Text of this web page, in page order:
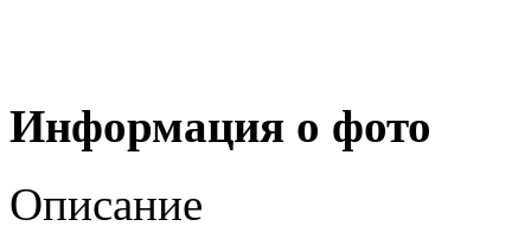
Информация о фото
Описание